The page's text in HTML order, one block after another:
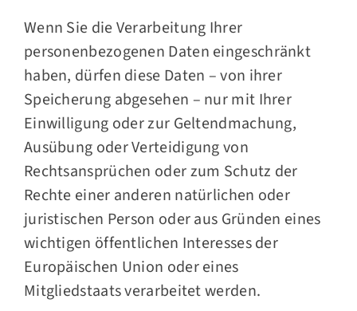
Wenn Sie die Verarbeitung Ihrer
personenbezogenen Daten eingeschränkt
haben, dürfen diese Daten – von ihrer
Speicherung abgesehen – nur mit Ihrer
Einwilligung oder zur Geltendmachung,
Ausübung oder Verteidigung von
Rechtsansprüchen oder zum Schutz der
Rechte einer anderen natürlichen oder
juristischen Person oder aus Gründen eines
wichtigen öffentlichen Interesses der
Europäischen Union oder eines
Mitgliedstaats verarbeitet werden.